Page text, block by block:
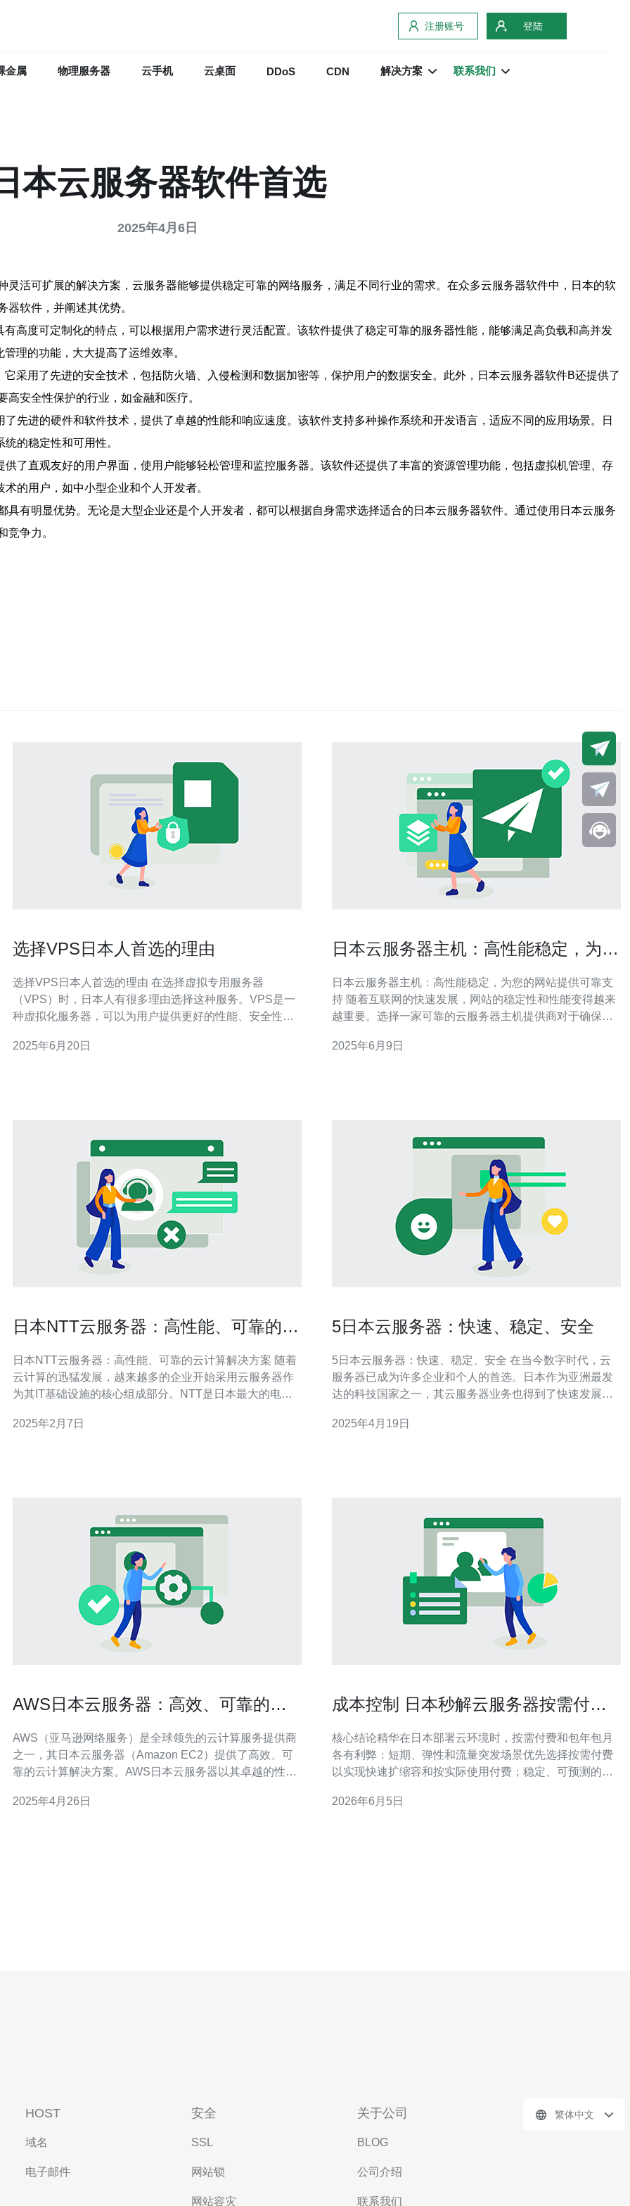
注册账号 登陆
金属 物理服务器 云手机 云桌面 DDoS CDN 解决方案 联系我们
本云服务器软件首选
2025年4月6日
活可扩展的解决方案，云服务器能够提供稳定可靠的网络服务，满足不同行业的需求。在众多云服务器软件中，日本的软
软件，并阐述其优势。
高度可定制化的特点，可以根据用户需求进行灵活配置。该软件提供了稳定可靠的服务器性能，能够满足高负载和高并发
理的功能，大大提高了运维效率。
采用了先进的安全技术，包括防火墙、入侵检测和数据加密等，保护用户的数据安全。此外，日本云服务器软件B还提供了
安全性保护的行业，如金融和医疗。
先进的硬件和软件技术，提供了卓越的性能和响应速度。该软件支持多种操作系统和开发语言，适应不同的应用场景。日
的稳定性和可用性。
了直观友好的用户界面，使用户能够轻松管理和监控服务器。该软件还提供了丰富的资源管理功能，包括虚拟机管理、存
的用户，如中小型企业和个人开发者。
有明显优势。无论是大型企业还是个人开发者，都可以根据自身需求选择适合的日本云服务器软件。通过使用日本云服务
竞争力。
选择VPS日本人首选的理由
选择VPS日本人首选的理由 在选择虚拟专用服务器
（VPS）时，日本人有很多理由选择这种服务。VPS是一
种虚拟化服务器，可以为用户提供更好的性能、安全性和
本的互联网基础设施非常发达，VPS提供商通常会有与互
2025年6月20日
日本云服务器主机：高性能稳定，为您
日本云服务器主机：高性能稳定，为您的网站提供可靠支
持 随着互联网的快速发展，网站的稳定性和性能变得越来
越重要。选择一家可靠的云服务器主机提供商对于确保您
器主机被广泛认为是高性能稳定的选择，能够为您的网站
2025年6月9日
日本NTT云服务器：高性能、可靠的云
日本NTT云服务器：高性能、可靠的云计算解决方案 随着
云计算的迅猛发展，越来越多的企业开始采用云服务器作
为其IT基础设施的核心组成部分。NTT是日本最大的电信
名。 NTT的云服务器采用先进的硬件设备和优化的网络架
2025年2月7日
5日本云服务器：快速、稳定、安全
5日本云服务器：快速、稳定、安全 在当今数字时代，云
服务器已成为许多企业和个人的首选。日本作为亚洲最发
达的科技国家之一，其云服务器业务也得到了快速发展。
速、稳定和安全的云计算服务。 供应商A是日本市场上领
2025年4月19日
AWS日本云服务器：高效、可靠的云
AWS（亚马逊网络服务）是全球领先的云计算服务提供商
之一，其日本云服务器（Amazon EC2）提供了高效、可
靠的云计算解决方案。AWS日本云服务器以其卓越的性
AWS日本云服务器的优势及其在云计算领域的广泛应用。
2025年4月26日
成本控制 日本秒解云服务器按需付费
核心结论精华在日本部署云环境时，按需付费和包年包月
各有利弊：短期、弹性和流量突发场景优先选择按需付费
以实现快速扩缩容和按实际使用付费；稳定、可预测的长
费模式，都应通过合理配置服务器规格、使用CDN缓存、
2026年6月5日
HOST
域名
电子邮件
安全
SSL
网站锁
网站容灾
关于公司
BLOG
公司介绍
联系我们
繁体中文